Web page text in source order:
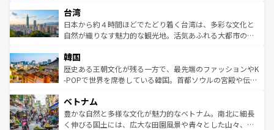
ならではの贅沢な旅のスタイルだ。 なお、新着のアメリカ
情報はコンテンツ一覧を参照してほしい。
れるおもてなしの心で訪れる人々を迎えてくれるハワイの
人々、おいしいローカルフードやハワイアンミュージッ
ク、伝統的なフラダンスなど、すべてがハワイの魅力を彩
ワイを、存分に味わってほしい。 なお、新着のハワイ情報
はコンテンツ一覧を参照してほしい。
リアリーフや大陸中央部にそびえるウルル（エアーズロッ
ク）、タスマニアの美しい原生林やケアンズの熱帯雨林な
ど、見どころがたくさん。また、カフェやワイン、オージ
いる。アクティビティも充実しており、サーフィンやダイ
ビング、ハイキングなど、アウトドア好きにはたまらな
い。オーストラリアの多彩な魅力を存分に味わいつくそ
参照してほしい。
台湾
日本から約４時間ほどでたどり着く台湾は、多彩な文化と
自然が織りなす魅力的な観光地。活気あふれる大都市の台
ン）、静ひつな山岳地帯である台湾東部など、都市の喧騒
と山間の静けさが共存しており、訪れる人に新しい発見と
驚きをもたらしてくれる。また、奥深い台湾の食文化も魅
容にもいいと評判のスイーツなど、バラエティ豊かな料理
が味わえる。 なお、新着の台湾情報は コンテンツ一覧を参
照してほしい。
韓国
歴史ある王朝文化が残る一方で、最先端のファッションやK
-POPで世界を席巻している韓国。首都ソウルの宮殿や伝統
き、地方に足を延ばせば四季折々の自然美を楽しむことが
できる。そして、キムチや焼肉、絶品のストリートフード
まで、さまざまな韓国料理が待っている。夜には、韓国な
ベトナム
豊かな自然と多様な文化が魅力的なベトナム。南北に細長
く伸びる国土には、広大な田園風景や青々とした山々、世